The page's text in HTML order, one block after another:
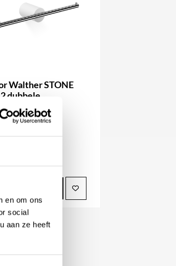
en om ons
social
aan ze heeft
Walther STONE
dubbele
151,25